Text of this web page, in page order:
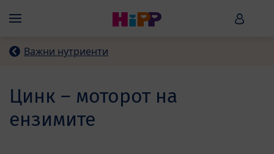
Menü HiPP
Важни нутриенти
Цинк – моторот на
ензимите